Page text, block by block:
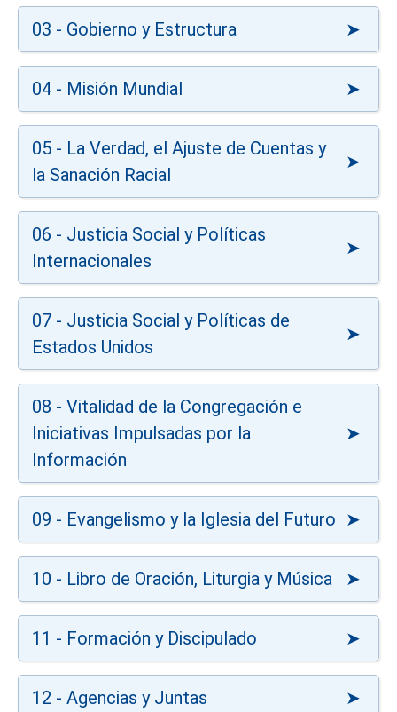
03 - Gobierno y Estructura
04 - Misión Mundial
05 - La Verdad, el Ajuste de Cuentas y
la Sanación Racial
06 - Justicia Social y Políticas
Internacionales
07 - Justicia Social y Políticas de
Estados Unidos
08 - Vitalidad de la Congregación e
Iniciativas Impulsadas por la
Información
09 - Evangelismo y la Iglesia del Futuro
10 - Libro de Oración, Liturgia y Música
11 - Formación y Discipulado
12 - Agencias y Juntas